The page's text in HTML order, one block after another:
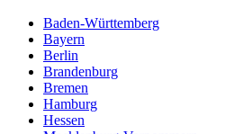
Baden-Württemberg
Bayern
Berlin
Brandenburg
Bremen
Hamburg
Hessen